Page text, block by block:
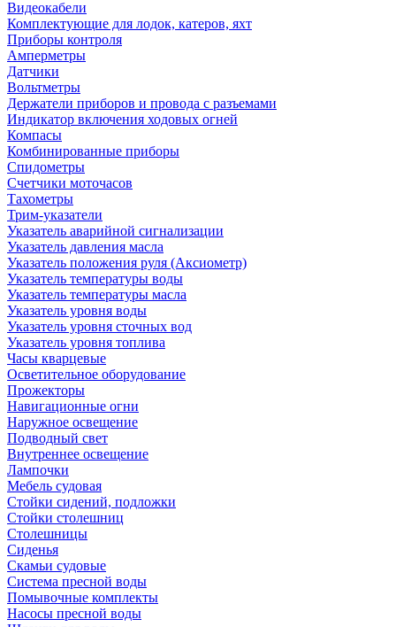
Видеокабели
Комплектующие для лодок, катеров, яхт
Приборы контроля
Амперметры
Датчики
Вольтметры
Держатели приборов и провода с разъемами
Индикатор включения ходовых огней
Компасы
Комбинированные приборы
Спидометры
Счетчики моточасов
Тахометры
Трим-указатели
Указатель аварийной сигнализации
Указатель давления масла
Указатель положения руля (Аксиометр)
Указатель температуры воды
Указатель температуры масла
Указатель уровня воды
Указатель уровня сточных вод
Указатель уровня топлива
Часы кварцевые
Осветительное оборудование
Прожекторы
Навигационные огни
Наружное освещение
Подводный свет
Внутреннее освещение
Лампочки
Мебель судовая
Стойки сидений, подложки
Стойки столешниц
Столешницы
Сиденья
Скамьи судовые
Система пресной воды
Помывочные комплекты
Насосы пресной воды